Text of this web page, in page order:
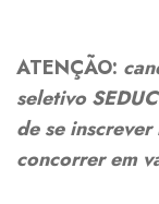
ATENÇÃO:
seletivo
de se
concorrer em